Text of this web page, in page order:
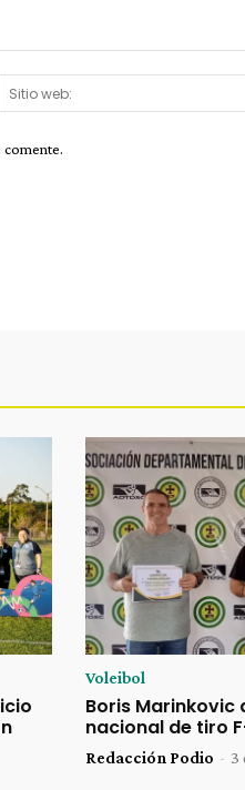
Voleibol
Boris Marinkovic
nacional de tiro
Redacción Podio - 3